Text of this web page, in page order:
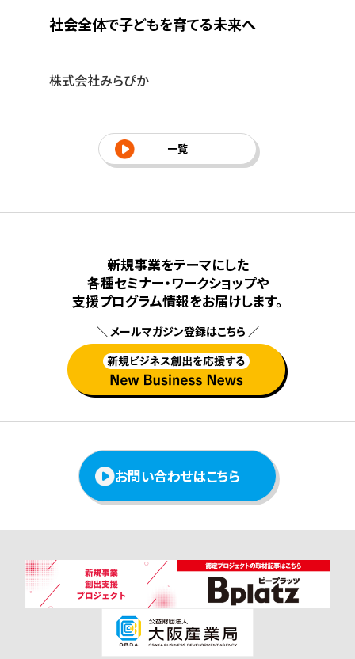
社会全体で子どもを育てる未来へ
株式会社みらぴか
一覧
新規事業をテーマにした
各種セミナー・ワークショップや
⽀援プログラム情報をお届けします。
＼ メールマガジン登録はこちら ／
お問い合わせはこちら